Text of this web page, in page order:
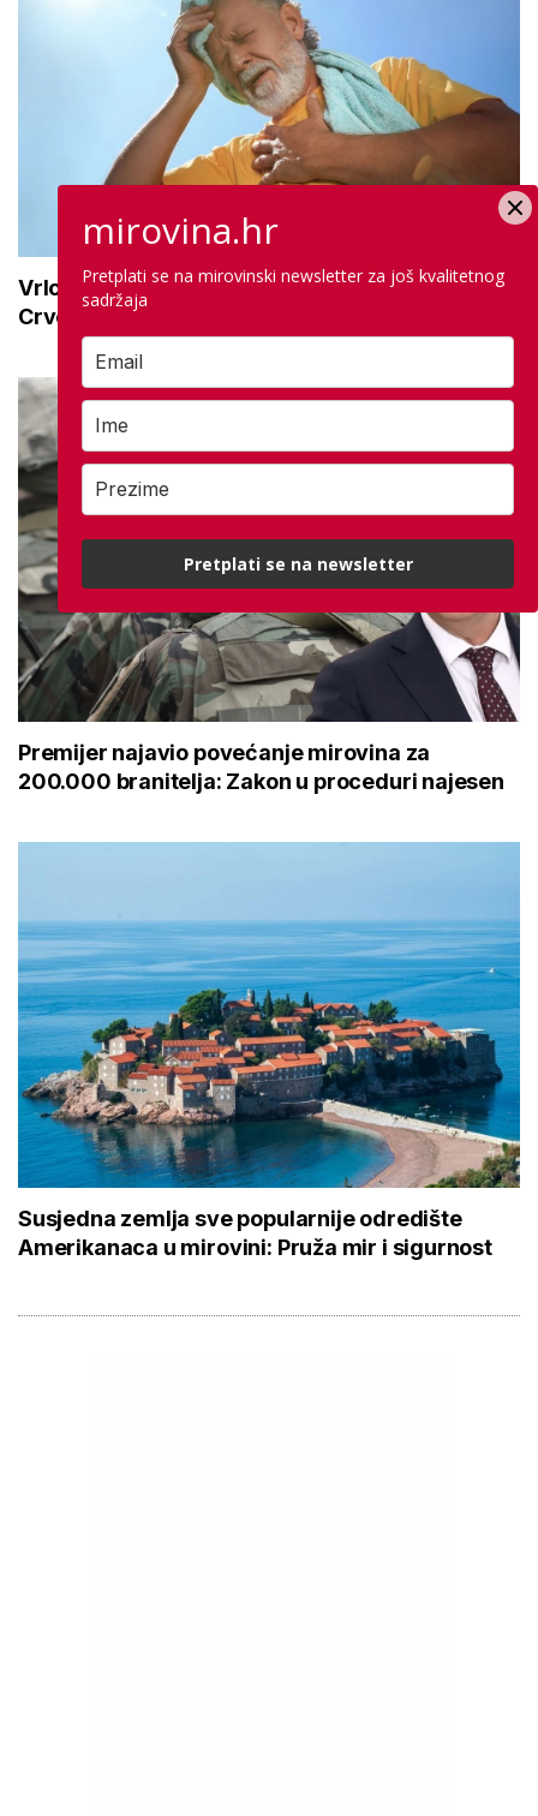
Vrlo velika opasnost od vrućine do kraja tjedna:
Crveno upozorenje vlada na ovom području
Premijer najavio povećanje mirovina za
200.000 branitelja: Zakon u proceduri najesen
Susjedna zemlja sve popularnije odredište
Amerikanaca u mirovini: Pruža mir i sigurnost
mirovina.hr
Pretplati se na mirovinski newsletter za još kvalitetnog
sadržaja
Pretplati se na newsletter